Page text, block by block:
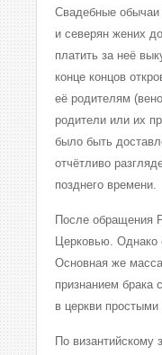
Свадебные обычаи
и северян жених
платить за неё
конце концов
её родителям
родители или их
было быть
отчётливо
позднего времени.
После обращения
Церковью. Однако
Основная же
признанием
в церкви
По византийскому